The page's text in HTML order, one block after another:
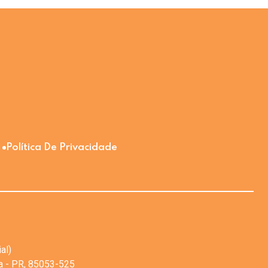
Política De Privacidade
- PR, 85053-525